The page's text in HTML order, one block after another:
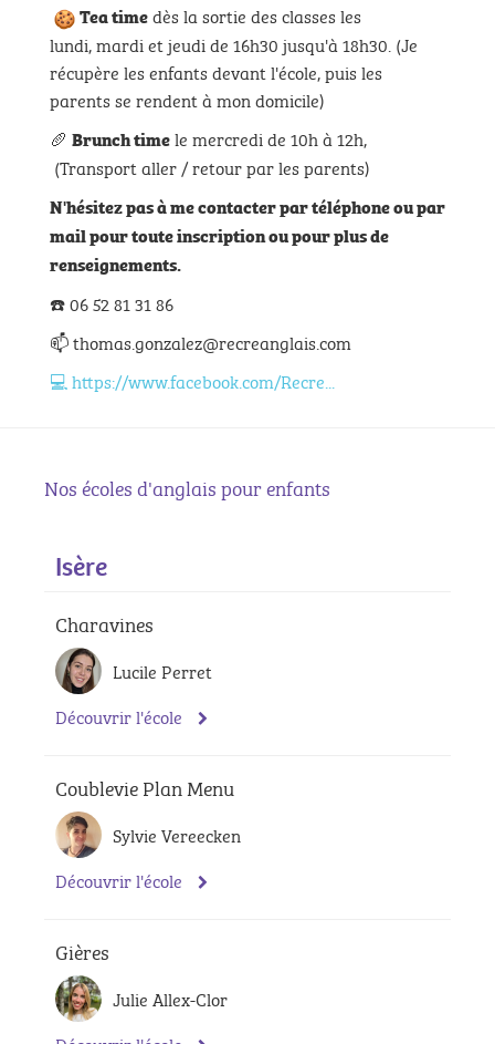
Tea timedès la sortie des classes les
lundi, mardi et jeudi de 16h30 jusqu'à 18h30. (Je
récupère les enfants devant l'école, puis les
parents se rendent à mon domicile)
🥖 Brunch timele mercredi de 10h à 12h,
(Transport aller / retour par les parents)
N'hésitez pas à me contacter par téléphone ou par
mail pour toute inscription ou pour plus de
renseignements.
☎️ 06 52 81 31 86
📫thomas.gonzalez@recreanglais.com
💻 https://www.facebook.com/Recre...
Nos écoles d'anglais pour enfants
Isère
Charavines
Lucile Perret
Découvrir l'école
Coublevie Plan Menu
Sylvie Vereecken
Découvrir l'école
Gières
Julie Allex-Clor